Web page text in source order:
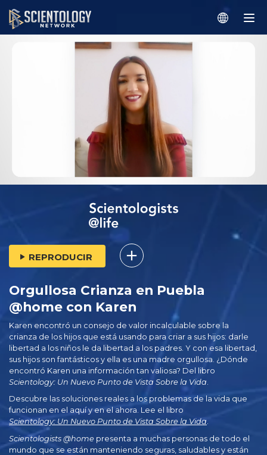
REPRODUCIR
Orgullosa Crianza en Puebla
@home con Karen
Karen encontró un consejo de valor incalculable sobre la
crianza de los hijos que está usando para criar a sus hijos: darle
libertad a los niños le da libertad a los padres. Y con esa libertad,
sus hijos son fantásticos y ella es una madre orgullosa. ¿Dónde
encontró Karen una información tan valiosa? Del libro
Scientology: Un Nuevo Punto de Vista Sobre la Vida
Descubre las soluciones reales a los problemas de la vida que
funcionan en el aquí y en el ahora. Lee el libro
Scientology: Un Nuevo Punto de Vista Sobre la Vida.
Scientologists @home presenta a muchas personas de todo el
mundo que se están manteniendo seguras, saludables y están